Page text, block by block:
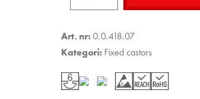
ESD
mängd
Art. nr:0.0.418.07
Kategori: Fixed castors